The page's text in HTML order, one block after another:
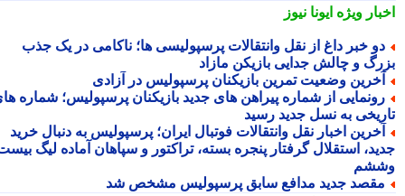
ویژهایونا نیوز
خبر داغ از نقل وانتقالات پرسپولیسی ها؛ ناکامی در یک جذب
و چالش جدایی بازیکن مازاد
وضعیت تمرین بازیکنان پرسپولیس در آزادی
از شماره پیراهن های جدید بازیکنان پرسپولیس؛ شماره های
به نسل جدید رسید
اخبار نقل وانتقالات فوتبال ایران؛ پرسپولیس به دنبال خرید
استقلال گرفتار پنجره بسته، تراکتور و سپاهان آماده لیگ بیست
جدید مدافع سابق پرسپولیس مشخص شد